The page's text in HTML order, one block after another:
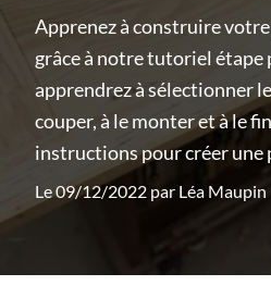
Apprenez à construire
grâce à notre tutoriel étape
apprendrez à sélectionner
couper, à le monter et à le
instructions pour créer une
Le 09/12/2022 par Léa Maupin